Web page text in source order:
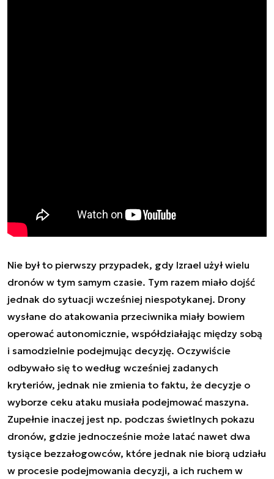
Nie był to pierwszy przypadek, gdy Izrael użył wielu
dronów w tym samym czasie. Tym razem miało dojść
jednak do sytuacji wcześniej niespotykanej. Drony
wysłane do atakowania przeciwnika miały bowiem
operować autonomicznie, współdziałając między sobą
i samodzielnie podejmując decyzję. Oczywiście
odbywało się to według wcześniej zadanych
kryteriów, jednak nie zmienia to faktu, że decyzje o
wyborze ceku ataku musiała podejmować maszyna.
Zupełnie inaczej jest np. podczas świetlnych pokazu
dronów, gdzie jednocześnie może latać nawet dwa
tysiące bezzałogowców, które jednak nie biorą udziału
w procesie podejmowania decyzji, a ich ruchem w